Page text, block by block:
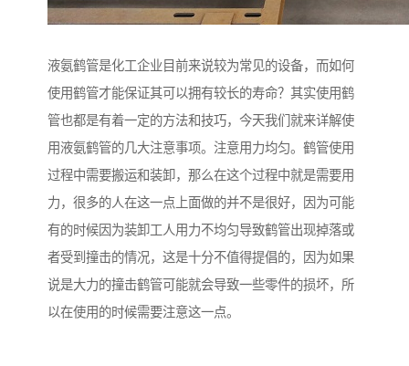
液氨鹤管是化工企业目前来说较为常见的设备，而如何
使用鹤管才能保证其可以拥有较长的寿命？其实使用鹤
管也都是有着一定的方法和技巧，今天我们就来详解使
用液氨鹤管的几大注意事项。注意用力均匀。鹤管使用
过程中需要搬运和装卸，那么在这个过程中就是需要用
力，很多的人在这一点上面做的并不是很好，因为可能
有的时候因为装卸工人用力不均匀导致鹤管出现掉落或
者受到撞击的情况，这是十分不值得提倡的，因为如果
说是大力的撞击鹤管可能就会导致一些零件的损坏，所
以在使用的时候需要注意这一点。